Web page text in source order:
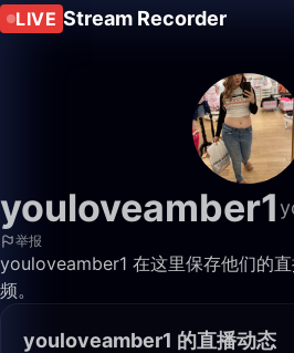
LIVE Stream Recorder
youloveamber1
举报
youloveamber1 在这里保存他们的
频。
youloveamber1 的直播动态